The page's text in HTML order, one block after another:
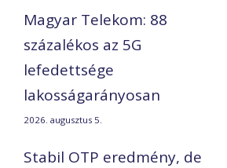
Magyar Telekom: 88
százalékos az 5G
lefedettsége
lakosságarányosan
2026. augusztus 5.
Stabil OTP eredmény, de